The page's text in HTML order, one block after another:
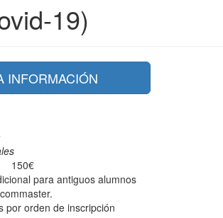
19)
INFORMACIÓN
150€
para antiguos alumnos
por orden de inscripción